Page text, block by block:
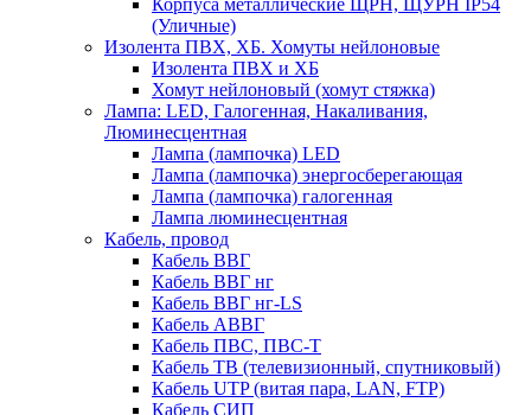
Корпуса металлические ЩРН, ЩУРН IP54
(Уличные)
Изолента ПВХ, ХБ. Хомуты нейлоновые
Изолента ПВХ и ХБ
Хомут нейлоновый (хомут стяжка)
Лампа: LED, Галогенная, Накаливания,
Люминесцентная
Лампа (лампочка) LED
Лампа (лампочка) энергосберегающая
Лампа (лампочка) галогенная
Лампа люминесцентная
Кабель, провод
Кабель ВВГ
Кабель ВВГ нг
Кабель ВВГ нг-LS
Кабель АВВГ
Кабель ПВС, ПВС-Т
Кабель ТВ (телевизионный, спутниковый)
Кабель UTP (витая пара, LAN, FTP)
Кабель СИП